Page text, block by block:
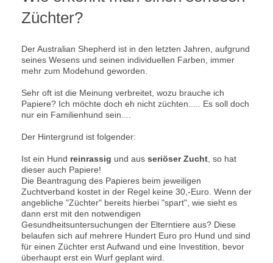
Züchter?
Der Australian Shepherd ist in den letzten Jahren, aufgrund
seines Wesens und seinen individuellen Farben, immer
mehr zum Modehund geworden.
Sehr oft ist die Meinung verbreitet, wozu brauche ich
Papiere? Ich möchte doch eh nicht züchten..... Es soll doch
nur ein Familienhund sein....
Der Hintergrund ist folgender:
Ist ein Hund reinrassig und aus seriöser Zucht , so hat
dieser auch Papiere!
Die Beantragung des Papieres beim jeweiligen
Zuchtverband kostet in der Regel keine 30,-Euro. Wenn der
angebliche "Züchter" bereits hierbei "spart", wie sieht es
dann erst mit den notwendigen
Gesundheitsuntersuchungen der Elterntiere aus? Diese
belaufen sich auf mehrere Hundert Euro pro Hund und sind
für einen Züchter erst Aufwand und eine Investition, bevor
überhaupt erst ein Wurf geplant wird.